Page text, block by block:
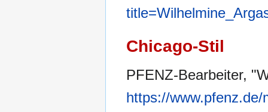
Chicago-Stil
PFENZ-Bearbeiter,
https://